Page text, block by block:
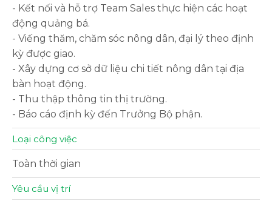
- Kết nối và hỗ trợ Team Sales thực hiện các hoạt
động quảng bá.
- Viếng thăm, chăm sóc nông dân, đại lý theo định
kỳ được giao.
- Xây dựng cơ sở dữ liệu chi tiết nông dân tại địa
bàn hoạt động.
- Thu thập thông tin thị trường.
- Báo cáo định kỳ đến Trưởng Bộ phận.
Loại công việc
Toàn thời gian
Yêu cầu vị trí